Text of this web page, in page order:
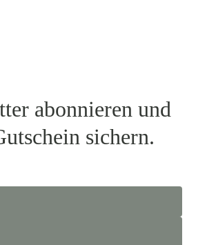
abonnieren und
sichern.